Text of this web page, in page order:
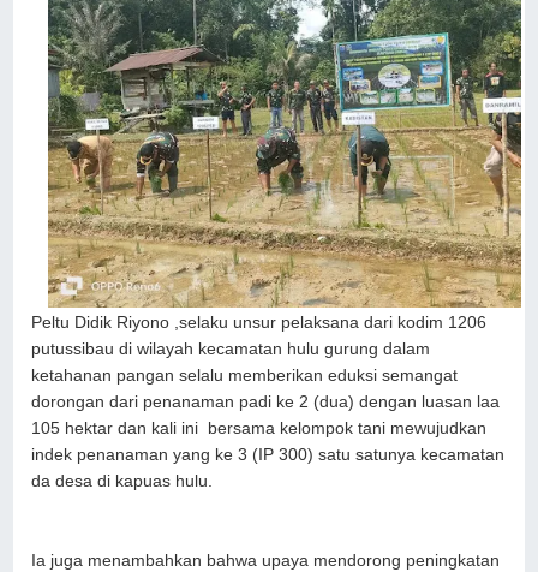
Peltu Didik Riyono ,selaku unsur pelaksana dari kodim 1206
putussibau di wilayah kecamatan hulu gurung dalam
ketahanan pangan selalu memberikan eduksi semangat
dorongan dari penanaman padi ke 2 (dua) dengan luasan laa
105 hektar dan kali ini bersama kelompok tani mewujudkan
indek penanaman yang ke 3 (IP 300) satu satunya kecamatan
da desa di kapuas hulu.
Ia juga menambahkan bahwa upaya mendorong peningkatan